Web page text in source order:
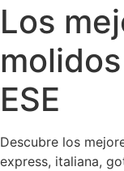
Los
ESE
Descubre los
express, italiana,